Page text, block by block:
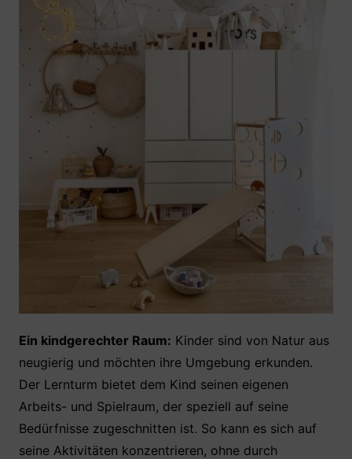
Ein kindgerechter Raum: Kinder sind von Natur aus
neugierig und möchten ihre Umgebung erkunden.
Der Lernturm bietet dem Kind seinen eigenen
Arbeits- und Spielraum, der speziell auf seine
Bedürfnisse zugeschnitten ist. So kann es sich auf
seine Aktivitäten konzentrieren, ohne durch